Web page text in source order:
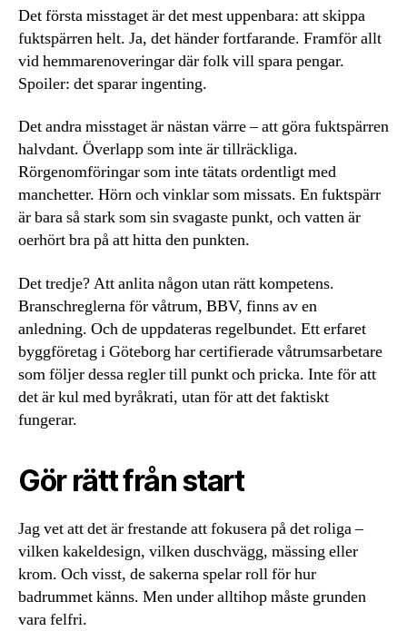
Det första misstaget är det mest uppenbara: att skippa
fuktspärren helt. Ja, det händer fortfarande. Framför allt
vid hemmarenoveringar där folk vill spara pengar.
Spoiler: det sparar ingenting.
Det andra misstaget är nästan värre – att göra fuktspärren
halvdant. Överlapp som inte är tillräckliga.
Rörgenomföringar som inte tätats ordentligt med
manchetter. Hörn och vinklar som missats. En fuktspärr
är bara så stark som sin svagaste punkt, och vatten är
oerhört bra på att hitta den punkten.
Det tredje? Att anlita någon utan rätt kompetens.
Branschreglerna för våtrum, BBV, finns av en
anledning. Och de uppdateras regelbundet. Ett erfaret
byggföretag i Göteborg har certifierade våtrumsarbetare
som följer dessa regler till punkt och pricka. Inte för att
det är kul med byråkrati, utan för att det faktiskt
fungerar.
Gör rätt från start
Jag vet att det är frestande att fokusera på det roliga –
vilken kakeldesign, vilken duschvägg, mässing eller
krom. Och visst, de sakerna spelar roll för hur
badrummet känns. Men under alltihop måste grunden
vara felfri.